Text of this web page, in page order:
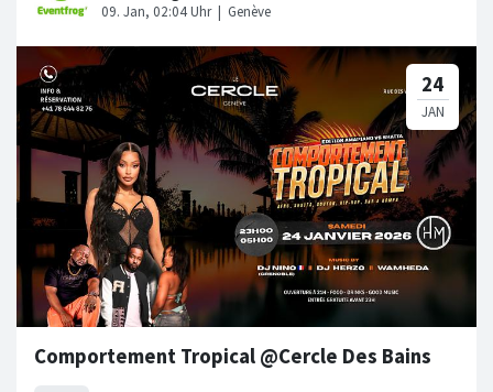
Comportement Tropical @Cercle Des Bains